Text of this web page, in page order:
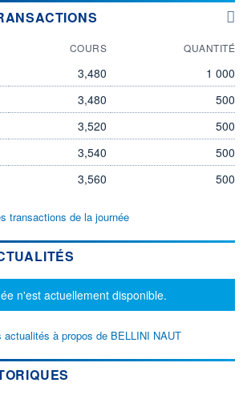
COURS QUANTITÉ
3,480
1 000
3,480
500
3,520
500
3,540
500
3,560 500
transactions de la journée
n'est actuellement disponible.
actualités à propos de BELLINI NAUT